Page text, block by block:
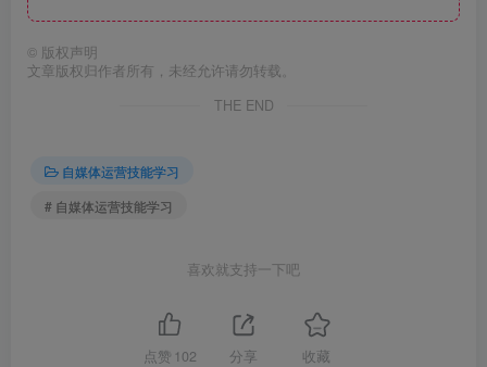
© 版权声明
文章版权归作者所有，未经允许请勿转载。
THE END
自媒体运营技能学习
# 自媒体运营技能学习
喜欢就支持一下吧
点赞 102 分享 收藏